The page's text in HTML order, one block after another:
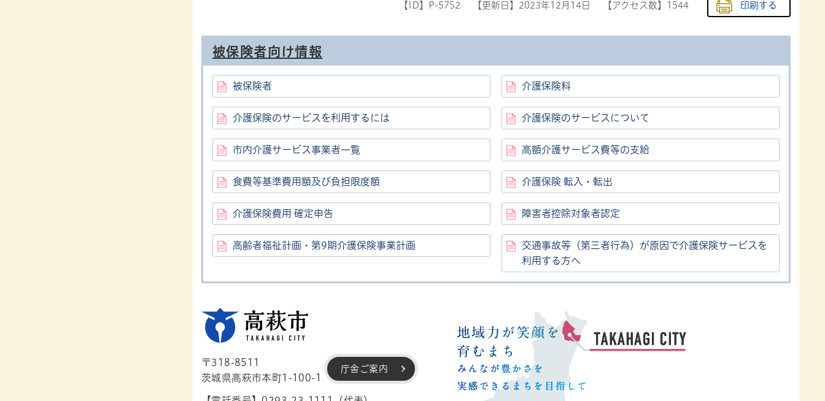
【ID】 P-5752 【更新日】 2023年12月14日 【アクセス数】 1544 印刷する
被保険者向け情報
被保険者 介護保険料
介護保険のサービスを利用するには 介護保険のサービスについて
市内介護サービス事業者一覧 高額介護サービス費等の支給
食費等基準費用額及び負担限度額 介護保険 転入・転出
介護保険費用 確定申告 障害者控除対象者認定
高齢者福祉計画・第9期介護保険事業計画
交通事故等（第三者行為）が原因で介護保険サービスを
利用する方へ
〒318-8511
茨城県高萩市本町1-100-1
庁舎ご案内